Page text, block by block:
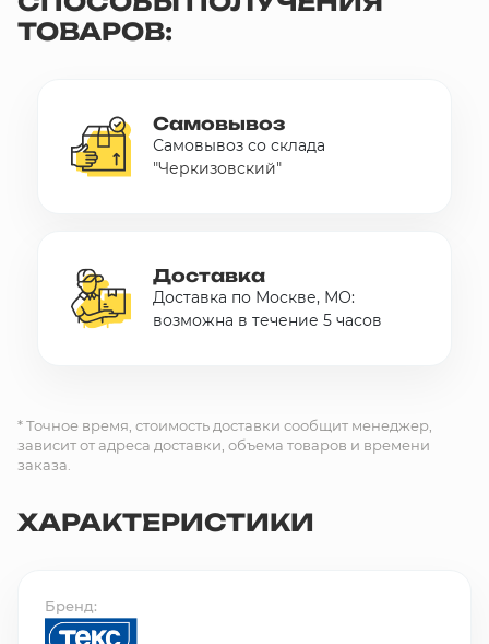
ТОВАРОВ:
Самовывоз
Самовывоз со склада
"Черкизовский"
Доставка
Доставка по Москве, МО:
возможна в течение 5 часов
* Точное время, стоимость доставки сообщит менеджер,
зависит от адреса доставки, объема товаров и времени
заказа.
ХАРАКТЕРИСТИКИ
Бренд